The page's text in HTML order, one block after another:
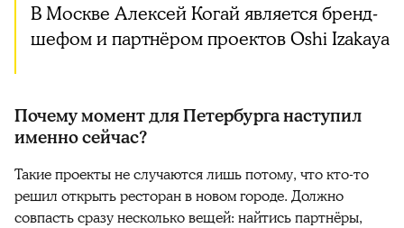
В Москве Алексей Когай является бренд-
шефом и партнёром проектов Oshi Izakaya
Почему момент для Петербурга наступил
именно сейчас?
Такие проекты не случаются лишь потому, что кто-то
решил открыть ресторан в новом городе. Должно
совпасть сразу несколько вещей: найтись партнёры,